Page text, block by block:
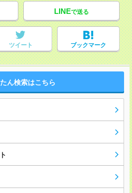
LINEで送る
ツイート ブックマーク
ん検索はこちら